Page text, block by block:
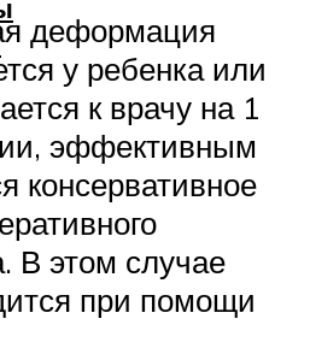
деформация
у ребенка или
к врачу на 1
эффективным
консервативное
В этом случае
при помощи